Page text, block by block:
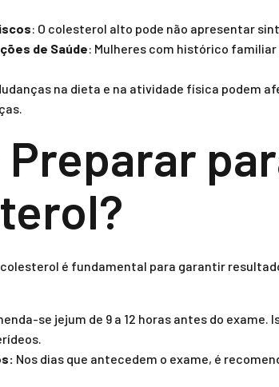
: O colesterol alto pode não apresentar
de Saúde: Mulheres com histórico
na dieta e na atividade física podem
Preparar
é fundamental para garantir
se jejum de 9 a 12 horas antes do exame.
Nos dias que antecedem o exame, é